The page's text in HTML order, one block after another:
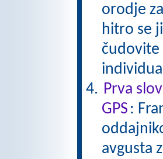
orodje
hitro se
čudovite
Prva
GPS :
avgusta